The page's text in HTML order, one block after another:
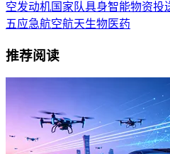
空发动机国家队具身智能物资投
五应急航空航天生物医药
推荐阅读